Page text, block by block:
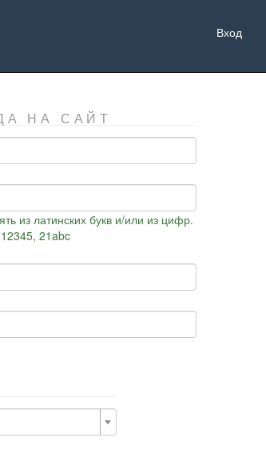
Вход
НА САЙТ
из латинских букв и/или из цифр.
21abc